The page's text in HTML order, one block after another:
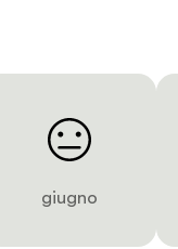
giugno